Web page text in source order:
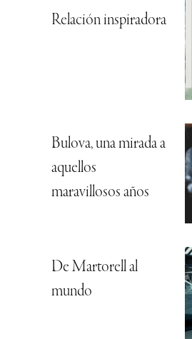
Relación inspiradora
Bulova, una mirada a
aquellos
maravillosos años
De Martorell al
mundo